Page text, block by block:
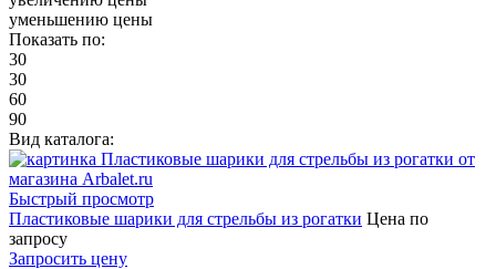
уменьшению цены
Показать по:
30
30
60
90
Вид каталога:
Быстрый просмотр
Пластиковые шарики для стрельбы из рогатки Цена по
запросу
Запросить цену